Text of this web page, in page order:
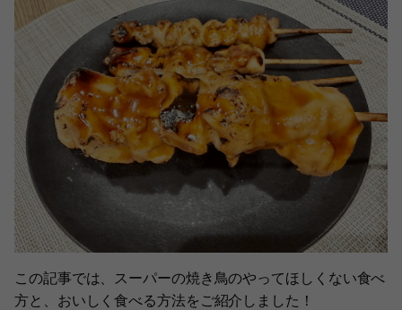
この記事では、スーパーの焼き鳥のやってほしくない食べ
方と、おいしく食べる方法をご紹介しました！